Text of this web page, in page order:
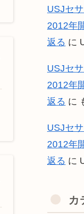
USJセ
2012年
返る に
USJセ
2012年
返る に
USJセ
2012年
返る に
カ